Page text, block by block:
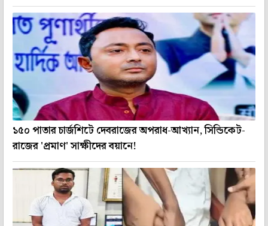
১৫০ পাতার চার্জশিটে দেবরাজের অপরাধ-আখ্যান, সিন্ডিকেট-
রাজের 'প্রমাণ' সাক্ষীদের বয়ানে!